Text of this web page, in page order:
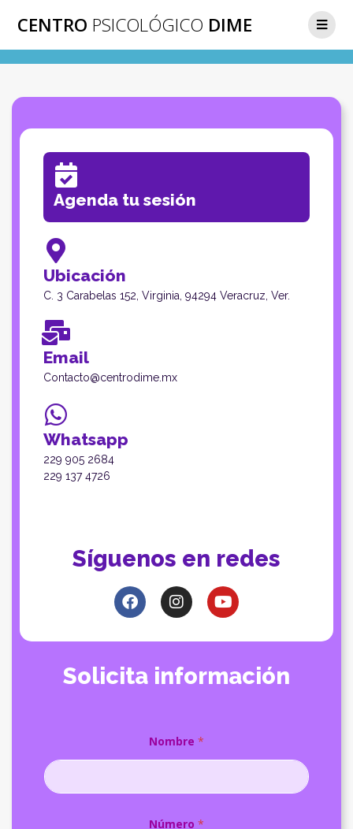
CENTRO PSICOLÓGICO DIME
Agenda tu sesión
Ubicación
C. 3 Carabelas 152, Virginia, 94294 Veracruz, Ver.
Email
Contacto@centrodime.mx
Whatsapp
229 905 2684
229 137 4726
Síguenos en redes
Solicita información
Nombre *
Número *